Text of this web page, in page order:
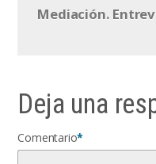
Mediación.
Deja una
Comentario*